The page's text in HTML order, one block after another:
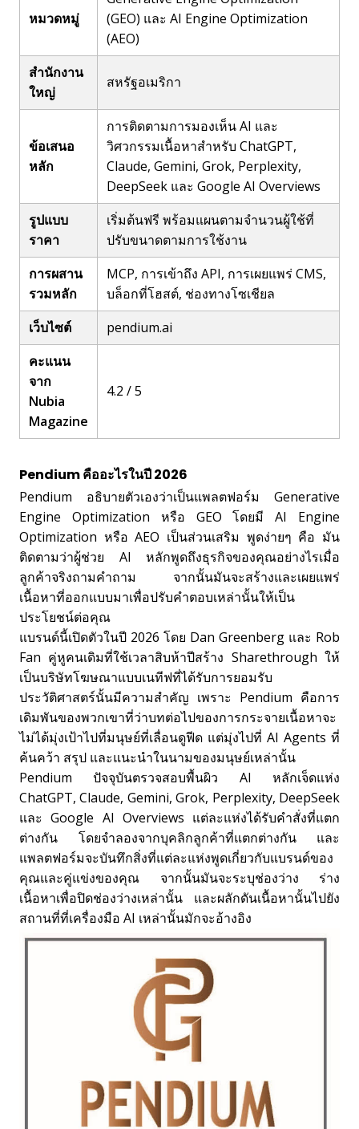
หมวดหมู่
(GEO) และ AI Engine Optimization
(AEO)
สำนักงาน
ใหญ่
สหรัฐอเมริกา
ข้อเสนอ
หลัก
การติดตามการมองเห็น AI และ
วิศวกรรมเนื้อหาสำหรับ ChatGPT,
Claude, Gemini, Grok, Perplexity,
DeepSeek และ Google AI Overviews
รูปแบบ
ราคา
เริ่มต้นฟรี พร้อมแผนตามจำนวนผู้ใช้ที่
ปรับขนาดตามการใช้งาน
การผสาน
รวมหลัก
MCP, การเข้าถึง API, การเผยแพร่ CMS,
บล็อกที่โฮสต์, ช่องทางโซเชียล
เว็บไซต์
pendium.ai
คะแนน
จาก
Nubia
Magazine
4.2 / 5
Pendium คืออะไรในปี 2026
Pendium อธิบายตัวเองว่าเป็นแพลตฟอร์ม Generative
Engine Optimization หรือ GEO โดยมี AI Engine
Optimization หรือ AEO เป็นส่วนเสริม พูดง่ายๆ คือ มัน
ติดตามว่าผู้ช่วย AI หลักพูดถึงธุรกิจของคุณอย่างไรเมื่อ
ลูกค้าจริงถามคำถาม จากนั้นมันจะสร้างและเผยแพร่
เนื้อหาที่ออกแบบมาเพื่อปรับคำตอบเหล่านั้นให้เป็น
ประโยชน์ต่อคุณ
แบรนด์นี้เปิดตัวในปี 2026 โดย Dan Greenberg และ Rob
Fan คู่หูคนเดิมที่ใช้เวลาสิบห้าปีสร้าง Sharethrough ให้
เป็นบริษัทโฆษณาแบบเนทีฟที่ได้รับการยอมรับ
ประวัติศาสตร์นั้นมีความสำคัญ เพราะ Pendium คือการ
เดิมพันของพวกเขาที่ว่าบทต่อไปของการกระจายเนื้อหาจะ
ไม่ได้มุ่งเป้าไปที่มนุษย์ที่เลื่อนดูฟีด แต่มุ่งไปที่ AI Agents ที่
ค้นคว้า สรุป และแนะนำในนามของมนุษย์เหล่านั้น
Pendium ปัจจุบันตรวจสอบพื้นผิว AI หลักเจ็ดแห่ง
ChatGPT, Claude, Gemini, Grok, Perplexity, DeepSeek
และ Google AI Overviews แต่ละแห่งได้รับคำสั่งที่แตก
ต่างกัน โดยจำลองจากบุคลิกลูกค้าที่แตกต่างกัน และ
แพลตฟอร์มจะบันทึกสิ่งที่แต่ละแห่งพูดเกี่ยวกับแบรนด์ของ
คุณและคู่แข่งของคุณ จากนั้นมันจะระบุช่องว่าง ร่าง
เนื้อหาเพื่อปิดช่องว่างเหล่านั้น และผลักดันเนื้อหานั้นไปยัง
สถานที่ที่เครื่องมือ AI เหล่านั้นมักจะอ้างอิง